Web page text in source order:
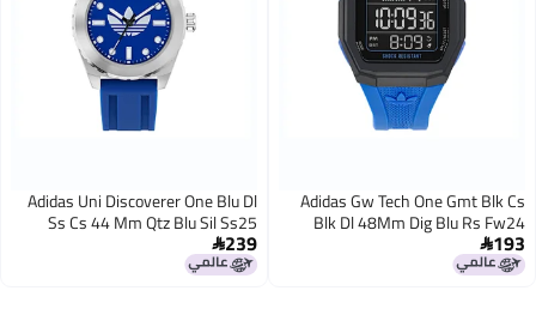
Adidas Gw Tech One Gmt Blk Cs
Blk Dl 48Mm Dig Blu Rs Fw24
193
Adidas Uni Discoverer One Blu Dl
Ss Cs 44 Mm Qtz Blu Sil Ss25
239